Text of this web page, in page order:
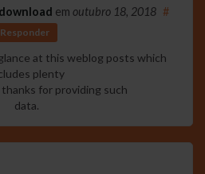
em outubro 18, 2018 #
Responder
at this weblog posts which
plenty
for providing such
data.